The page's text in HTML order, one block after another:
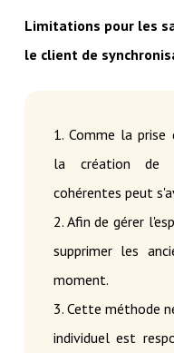
Limitations pour les
le client de
1. Comme la prise
la création de
cohérentes peut
2. Afin de gérer
supprimer les
moment.
3. Cette méthode
individuel est